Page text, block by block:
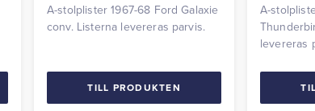
A-stolplister 1967-68 Ford Galaxie
conv. Listerna levereras parvis.
TILL PRODUKTEN
A-
levereras